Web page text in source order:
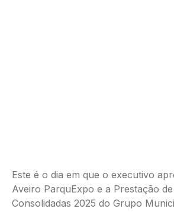
Este é o dia em que o executivo
Aveiro ParquExpo e a Prestação
Consolidadas 2025 do Grupo